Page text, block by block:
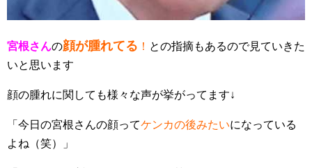
宮根さんの顔が腫れてる ！ との指摘もあるので見ていきた
いと思います
顔の腫れに関しても様々な声が挙がってます↓
「今日の宮根さんの顔ってケンカの後みたいになっている
よね（笑）」